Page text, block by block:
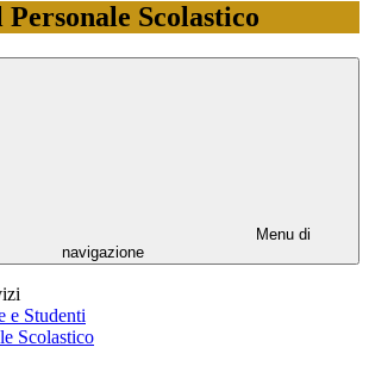
Scolastico
Menu di
navigazione
e Studenti
Scolastico